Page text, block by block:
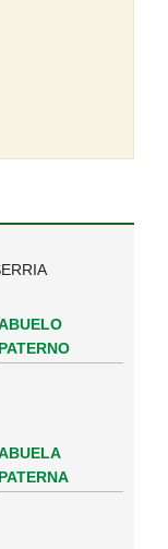
PATERNO
PATERNA